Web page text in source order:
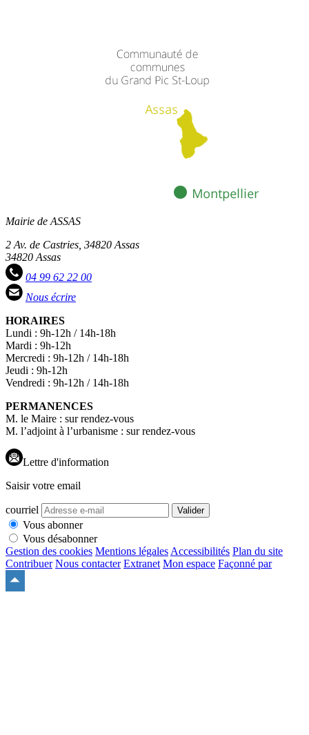
Mairie de ASSAS
2 Av. de Castries, 34820 Assas
34820 Assas
04 99 62 22 00
Nous écrire
HORAIRES
Lundi : 9h-12h / 14h-18h
Mardi : 9h-12h
Mercredi : 9h-12h / 14h-18h
Jeudi : 9h-12h
Vendredi : 9h-12h / 14h-18h
PERMANENCES
M. le Maire : sur rendez-vous
M. l’adjoint à l’urbanisme : sur rendez-vous
Lettre d'information
Saisir votre email
courriel Valider
Vous abonner
Vous désabonner
Gestion des cookies Mentions légales Accessibilités Plan du site
Contribuer Nous contacter Extranet Mon espace Façonné par